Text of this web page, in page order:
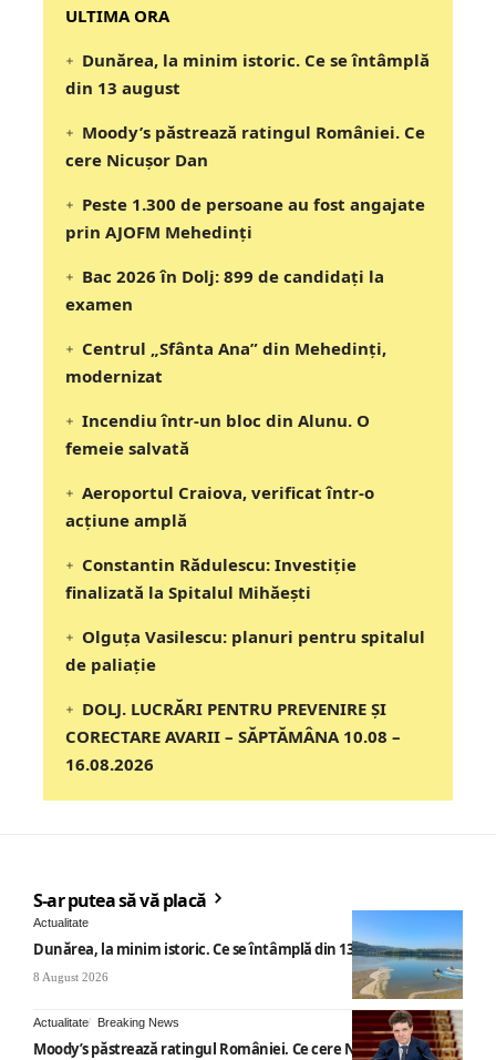
‎‎‎‎‎‎‎ULTIMA ORA
Dunărea, la minim istoric. Ce se întâmplă
din 13 august
Moody’s păstrează ratingul României. Ce
cere Nicușor Dan
Peste 1.300 de persoane au fost angajate
prin AJOFM Mehedinți
Bac 2026 în Dolj: 899 de candidați la
examen
Centrul „Sfânta Ana” din Mehedinți,
modernizat
Incendiu într-un bloc din Alunu. O
femeie salvată
Aeroportul Craiova, verificat într-o
acțiune amplă
Constantin Rădulescu: Investiție
finalizată la Spitalul Mihăești
Olguța Vasilescu: planuri pentru spitalul
de paliație
DOLJ. LUCRĂRI PENTRU PREVENIRE ȘI
CORECTARE AVARII – SĂPTĂMÂNA 10.08 –
16.08.2026
S-ar putea să vă placă
Actualitate
Dunărea, la minim istoric. Ce se întâmplă din 13 august
8 August 2026
Actualitate Breaking News
Moody’s păstrează ratingul României. Ce cere Nicușor Dan